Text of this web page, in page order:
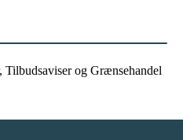
og Grænsehandel